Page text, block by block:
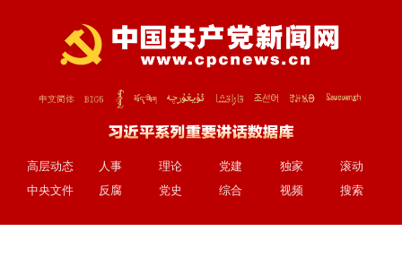
高层动态 人事 理论 党建 独家
滚动
中央文件
反腐 党史 综合 视频 搜索